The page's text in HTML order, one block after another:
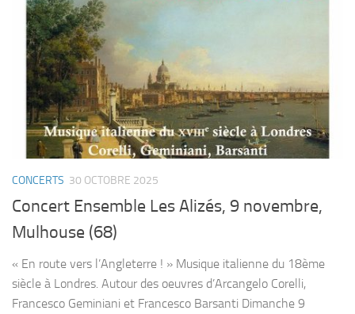
CONCERTS 30 OCTOBRE 2025
Concert Ensemble Les Alizés, 9 novembre,
Mulhouse (68)
« En route vers l’Angleterre ! » Musique italienne du 18ème
siècle à Londres. Autour des oeuvres d’Arcangelo Corelli,
Francesco Geminiani et Francesco Barsanti Dimanche 9